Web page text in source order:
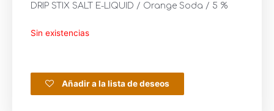
DRIP STIX SALT E-LIQUID / Orange Soda / 5 %
Sin existencias
Añadir a la lista de deseos